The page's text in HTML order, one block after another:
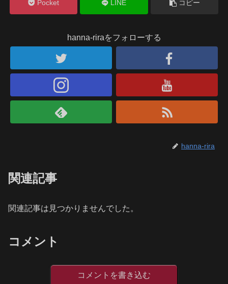
Pocket LINE コピー
hanna-riraをフォローする
hanna-rira
関連記事
関連記事は見つかりませんでした。
コメント
コメントを書き込む